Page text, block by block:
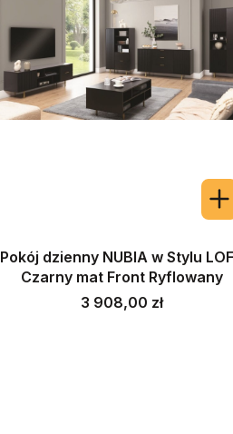
Pokój dzienny NUBIA w Stylu
Czarny mat Front Ryflowany
Cena
3 908,00 zł